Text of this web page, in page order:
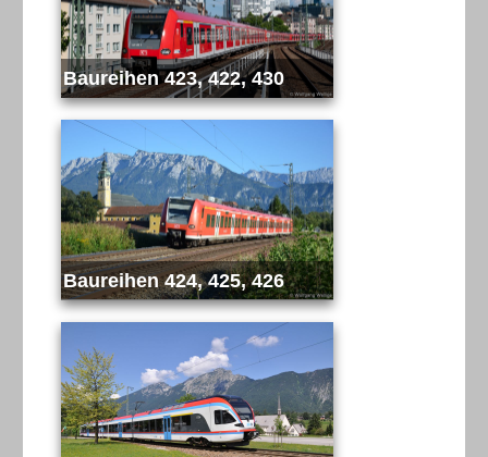
Baureihen 423, 422, 430
Baureihen 424, 425, 426